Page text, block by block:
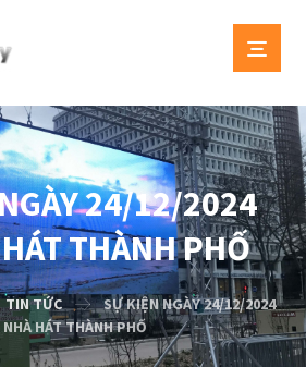
24/12/2024
THÀNH PHỐ
TIN TỨC
SỰ KIỆN NGÀY 24/12/2024
HÁT THÀNH PHỐ